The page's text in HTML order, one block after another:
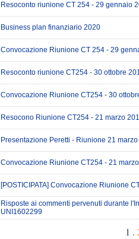
Resoconto riunione CT 254 - 29 gennaio
Business plan finanziario 2020
Convocazione Riunione CT 254 - 29
Resoconto riunione CT254 - 30 ottobre
Convocazione Riunione CT254 - 30
Resocono Riunione CT254 - 21 marzo
Presentazione Peretti - Riunione 21
Convocazione Riunione CT254 - 21
[POSTICIPATA] Convocazione Riunione
Risposte ai commenti pervenuti durante
UNI1602299
1 .